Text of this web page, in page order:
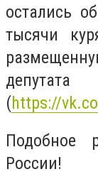
остались
тысячи
(https://
России!